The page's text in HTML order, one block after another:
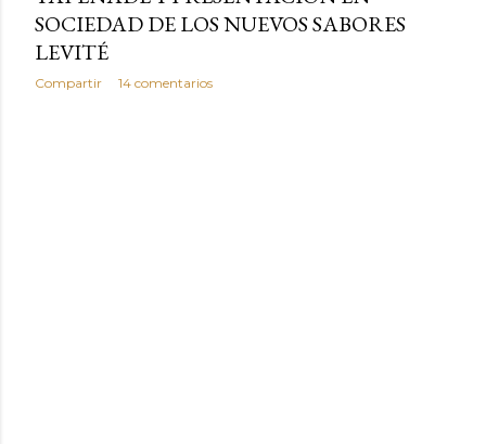
SOCIEDAD DE LOS NUEVOS SABORES
LEVITÉ
Compartir 14 comentarios